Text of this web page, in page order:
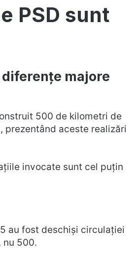
PSD sunt
majore
500 de kilometri de
prezentând aceste realizări
invocate sunt cel puțin
au fost deschiși circulației
nu 500.